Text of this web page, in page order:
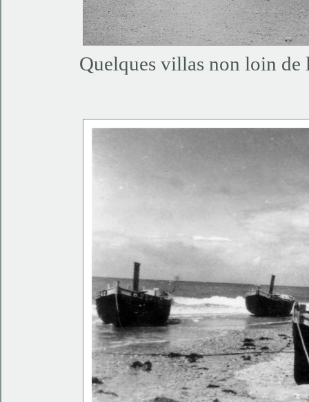
Quelques villas non loin de